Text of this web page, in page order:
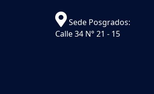
Sede Posgrados:
Calle 34 N° 21 - 15